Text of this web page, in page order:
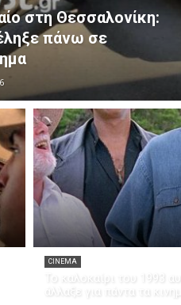
στη Θεσσαλονίκη:
πάνω σε
CINEMA
Το καλοκαίρι του 1993
άλλαξε για πάντα τα